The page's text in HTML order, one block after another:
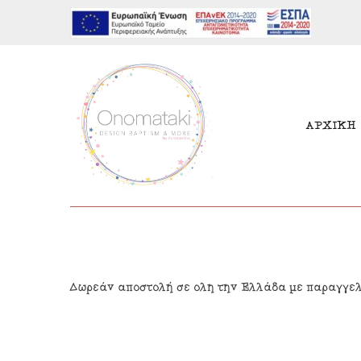
ΑΡΧΙΚΗ
Δωρεάν αποστολή σε όλη την Ελλάδα με